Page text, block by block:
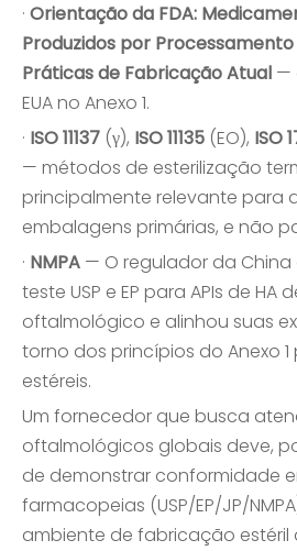
· Orientação da FDA:
Produzidos por
Práticas de Fabricação Atual —
EUA no Anexo 1.
· ISO 11137 (γ), ISO 11135 (EO), ISO
— métodos de esterilização
principalmente relevante para
embalagens primárias, e não
· NMPA — O regulador da
teste USP e EP para APIs de
oftalmológico e alinhou suas
torno dos princípios do Anexo
estéreis.
Um fornecedor que busca
oftalmológicos globais deve,
de demonstrar conformidade
farmacopeias (USP/EP/JP/
ambiente de fabricação estéril